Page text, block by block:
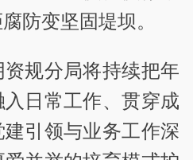
防变坚固堤坝。
规分局将持续把年
日常工作、贯穿成
引领与业务工作深